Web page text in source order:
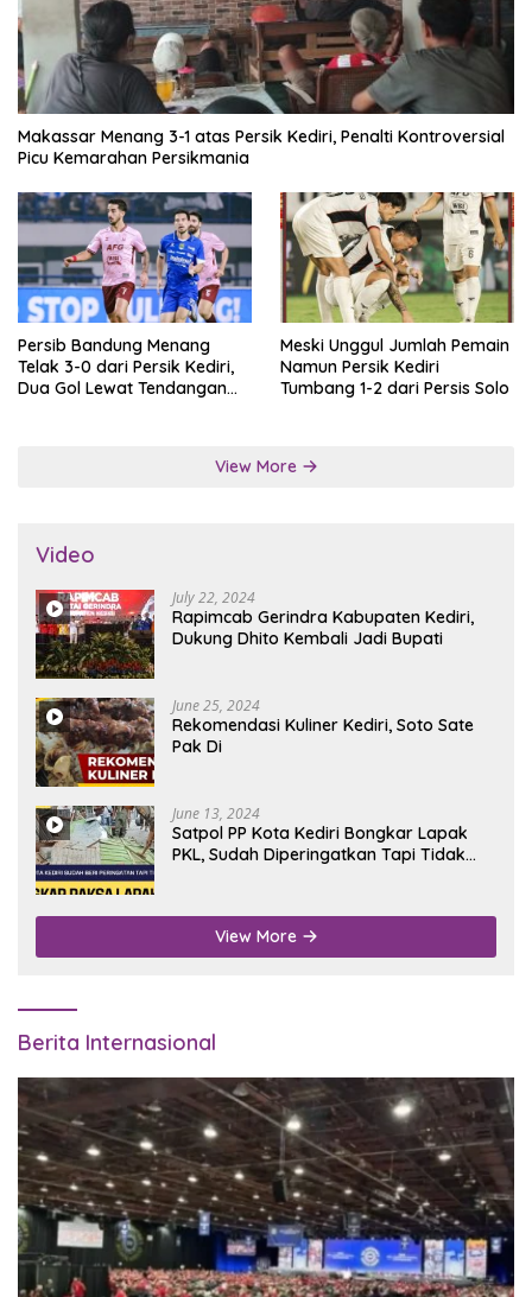
Makassar Menang 3-1 atas Persik Kediri, Penalti Kontroversial
Picu Kemarahan Persikmania
Persib Bandung Menang
Telak 3-0 dari Persik Kediri,
Dua Gol Lewat Tendangan
Meski Unggul Jumlah Pemain
Namun Persik Kediri
Tumbang 1-2 dari Persis Solo
View More
Video
July 22, 2024
Rapimcab Gerindra Kabupaten Kediri,
Dukung Dhito Kembali Jadi Bupati
June 25, 2024
Rekomendasi Kuliner Kediri, Soto Sate
Pak Di
June 13, 2024
Satpol PP Kota Kediri Bongkar Lapak
PKL, Sudah Diperingatkan Tapi Tidak
View More
Berita Internasional